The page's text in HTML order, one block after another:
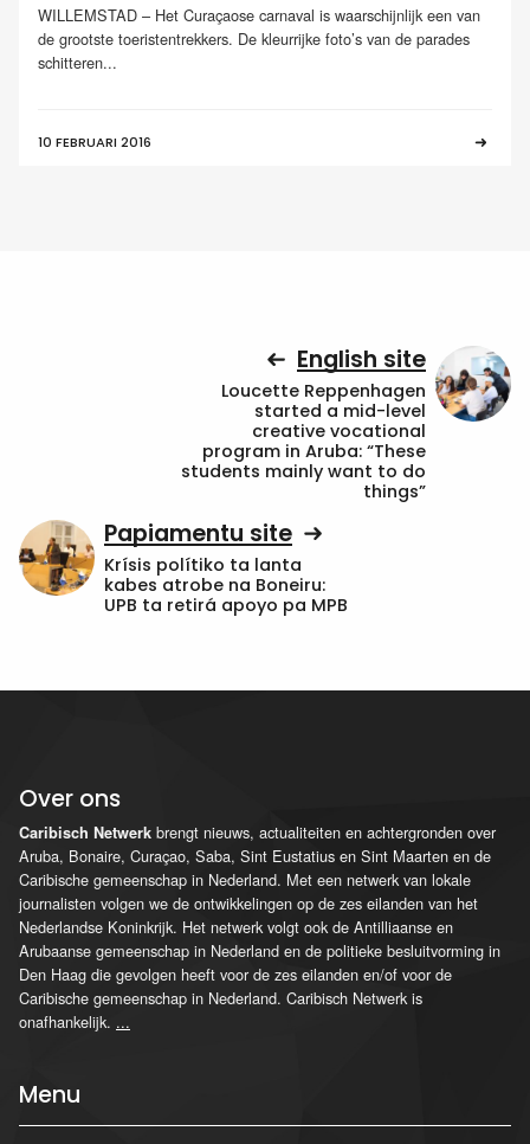
WILLEMSTAD – Het Curaçaose carnaval is waarschijnlijk een van
de grootste toeristentrekkers. De kleurrijke foto’s van de parades
schitteren...
10 FEBRUARI 2016
English site
Loucette Reppenhagen
started a mid-level
creative vocational
program in Aruba: “These
students mainly want to do
things”
Papiamentu site
Krísis polítiko ta lanta
kabes atrobe na Boneiru:
UPB ta retirá apoyo pa MPB
Over ons
Caribisch Netwerk brengt nieuws, actualiteiten en achtergronden over
Aruba, Bonaire, Curaçao, Saba, Sint Eustatius en Sint Maarten en de
Caribische gemeenschap in Nederland. Met een netwerk van lokale
journalisten volgen we de ontwikkelingen op de zes eilanden van het
Nederlandse Koninkrijk. Het netwerk volgt ook de Antilliaanse en
Arubaanse gemeenschap in Nederland en de politieke besluitvorming in
Den Haag die gevolgen heeft voor de zes eilanden en/of voor de
Caribische gemeenschap in Nederland. Caribisch Netwerk is
onafhankelijk. ...
Menu